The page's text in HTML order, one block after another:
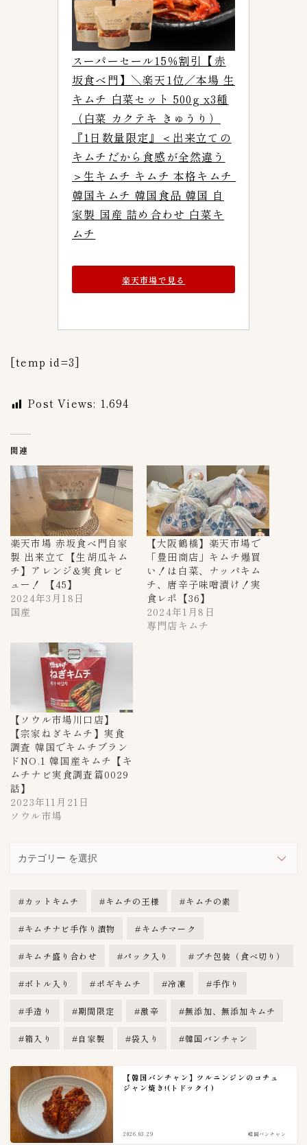
スーパーセール15％割引【赤
坂食べ門】＼楽天1位／本場 生
キムチ 白菜セット 500g x3種
（白菜 カクテキ きゅうり）
『1日数量限定』＜出来立ての
キムチだから食感が全然違う
＞生キムチ キムチ 本格キムチ
韓国キムチ 韓国食品 韓国 自
家製 国産 詰め合わせ 白菜キ
ムチ
楽天市場で見る
[temp id=3]
Post Views: 1,694
関連
楽天市場 赤坂食べ門自家
製 出来立て【生胡瓜キム
チ】アレンジ&実食レビ
ュー！ 【45】
2024年3月18日
国産
【大阪鶴橋】楽天市場で
「豊田商店」キムチ爆買
い！は白菜、ナッパキム
チ、唐辛子味噌漬け！実
食レポ【36】
2024年1月8日
専門店キムチ
【ソウル市場川口店】
【宗家ねぎキムチ】実食
調査 韓国でキムチブラン
ドNO.1 韓国産キムチ【キ
ムチナビ実食調査篇0029
話】
2023年11月21日
ソウル市場
リ
ー
カットキムチ キムチの王様 キムチの素
キムチナビ手作り漬物 キムチマーク
キムチ盛り合わせ パック入り プチ包装（食べ切り）
ボトル入り ポギキムチ 冷凍 手作り
手造り 期間限定 激辛 無添加、無添加キムチ
箱入り 自家製 袋入り 韓国バンチャン
【韓国バンチャン】ツルニンジンのコチュ
ジャン焼き!(トドックイ)
2026.03.29 韓国バンチャン